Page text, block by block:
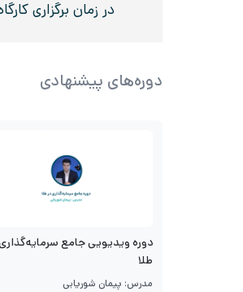
در زمان برگزاری
دوره‌های پیشنهادی
دوره ویدیویی جامع
طلا
مدرس: پیمان شوریابی